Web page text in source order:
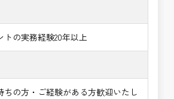
トの実務経験20年以上
ちの方・ご経験がある方歓迎いたし